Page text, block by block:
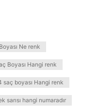
Ne renk
Boyası Hangi renk
saç boyası Hangi renk
sarısı hangi numaradır